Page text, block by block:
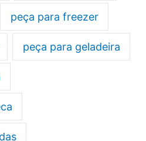
peça para freezer
peça para geladeira